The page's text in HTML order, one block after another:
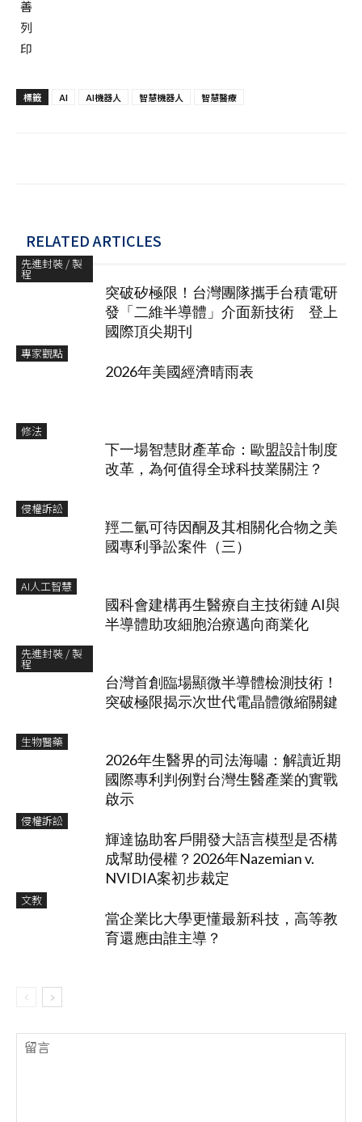
標籤 AI AI機器人 智慧機器人 智慧醫療
RELATED ARTICLES
先進封裝 / 製
程
突破矽極限！台灣團隊攜手台積電研
發「二維半導體」介面新技術 登上
國際頂尖期刊
專家觀點
2026年美國經濟晴雨表
修法
下一場智慧財產革命：歐盟設計制度
改革，為何值得全球科技業關注？
侵權訴訟
羥二氫可待因酮及其相關化合物之美
國專利爭訟案件（三）
AI人工智慧
國科會建構再生醫療自主技術鏈 AI與
半導體助攻細胞治療邁向商業化
先進封裝 / 製
程
台灣首創臨場顯微半導體檢測技術！
突破極限揭示次世代電晶體微縮關鍵
生物醫藥
2026年生醫界的司法海嘯：解讀近期
國際專利判例對台灣生醫產業的實戰
啟示
侵權訴訟
輝達協助客戶開發大語言模型是否構
成幫助侵權？2026年Nazemian v.
NVIDIA案初步裁定
文教
當企業比大學更懂最新科技，高等教
育還應由誰主導？